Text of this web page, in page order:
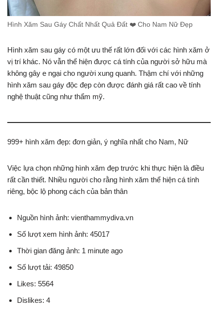
Hình Xăm Sau Gáy Chất Nhất Quả Đất ❤️ Cho Nam Nữ Đẹp
Hình xăm sau gáy có một ưu thế rất lớn đối với các hình xăm ở
vị trí khác. Nó vẫn thể hiện được cá tính của người sở hữu mà
không gây e ngại cho người xung quanh. Thậm chí với những
hình xăm sau gáy độc đẹp còn được đánh giá rất cao về tính
nghệ thuật cũng như thẩm mỹ.
999+ hình xăm đẹp: đơn giản, ý nghĩa nhất cho Nam, Nữ
Việc lựa chọn những hình xăm đẹp trước khi thực hiện là điều
rất cần thiết. Nhiều người cho rằng hình xăm thể hiện cá tính
riêng, bộc lộ phong cách của bản thân
Nguồn hình ảnh: vienthammydiva.vn
Số lượt xem hình ảnh: 45017
Thời gian đăng ảnh: 1 minute ago
Số lượt tải: 49850
Likes: 5564
Dislikes: 4